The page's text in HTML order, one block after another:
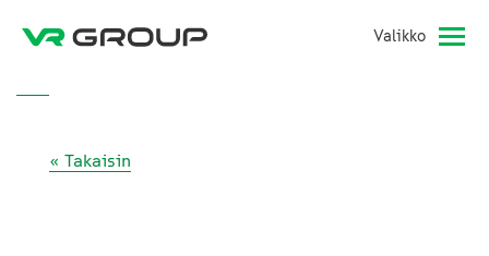
Valikko
« Takaisin